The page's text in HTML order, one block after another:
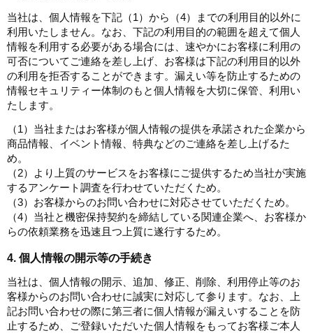
当社は、個人情報を下記（1）から（4）までの利用目的以外に
利用いたしません。なお、下記の利用目的の範囲を超えて個人
情報を利用する必要がある場合には、速やかにお客様に利用の
可否についてご連絡を差し上げ、お客様は下記の利用目的以外
の利用を拒否することができます。漏えい等を防止するための
情報セキュリティー体制のもと個人情報を大切に保管、利用い
たします。
（1）当社またはお客様が個人情報の提供を承諾された企業から
商品情報、イベント情報、特典などのご連絡を差し上げるた
め。
（2）より上質のサービスをお客様にご提供するため当社が実施
するアンケート調査を行わせていただくため。
（3）お客様からのお問い合わせに対応させていただくため。
（4）当社と機密保持契約を締結している関連企業へ、お客様か
らの依頼業務を迅速且つ上質に遂行するため。
4. 個人情報の開示等の手続き
当社は、個人情報の開示、追加、修正、削除、利用停止等のお
客様からのお問い合わせに誠実に対応して参ります。なお、上
記お問い合わせの際に第三者に個人情報が漏えいすることを防
止するため、ご登録いただいた個人情報をもってお客様ご本人